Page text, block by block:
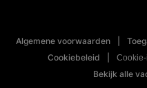
Algemene voorwaarden
Cookiebeleid
Bekijk alle